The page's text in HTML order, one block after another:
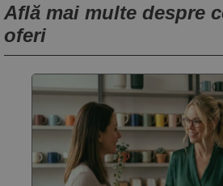
Află mai multe despre
oferi